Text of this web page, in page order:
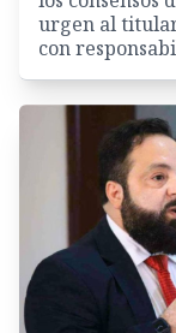
urgen al
con